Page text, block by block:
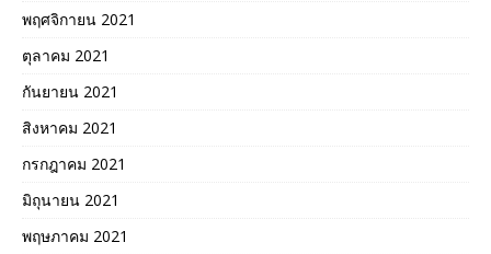
พฤศจิกายน 2021
ตุลาคม 2021
กันยายน 2021
สิงหาคม 2021
กรกฎาคม 2021
มิถุนายน 2021
พฤษภาคม 2021